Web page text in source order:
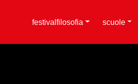
festivalfilosofia scuole